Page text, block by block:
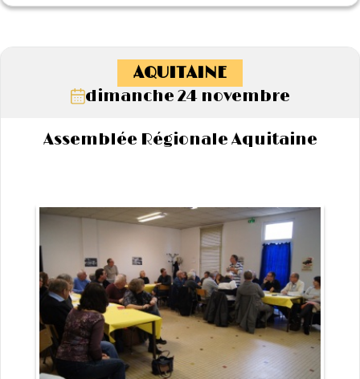
AQUITAINE
dimanche 24 novembre
Assemblée Régionale Aquitaine